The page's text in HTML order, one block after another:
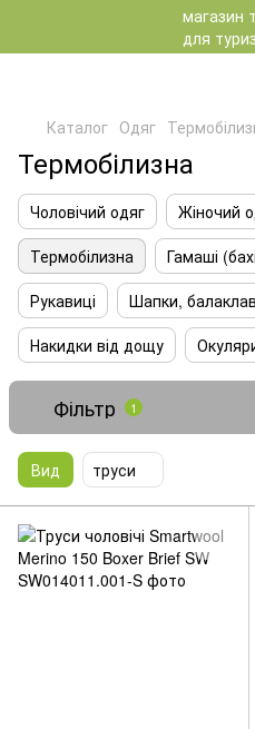
Каталог Одяг
Термобілизна
Чоловічий одяг Жіночий
Термобілизна
Гамаші
Рукавиці
Шапки,
Накидки від дощу
Фільтр 1
Вид труси